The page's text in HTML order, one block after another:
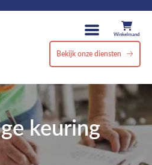
Winkelmand
Bekijk onze diensten
keuring